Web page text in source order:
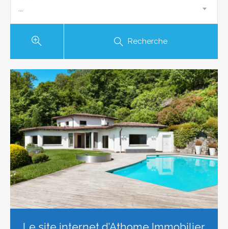
...
Recherche